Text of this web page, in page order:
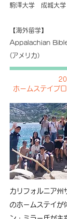
駒澤大学 成城大
【海外留学】
Appalachian
(アメリカ）
ホームステイプ
カリフォルニア州
のホームステイが